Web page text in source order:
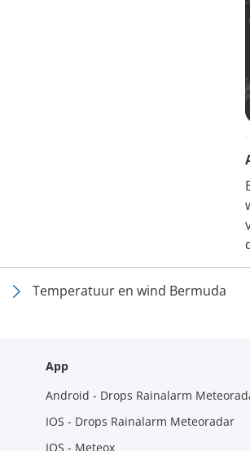
Temperatuur en wind Bermuda
App
Android - Drops Rainalarm
IOS - Drops Rainalarm Meteoradar
IOS - Meteox